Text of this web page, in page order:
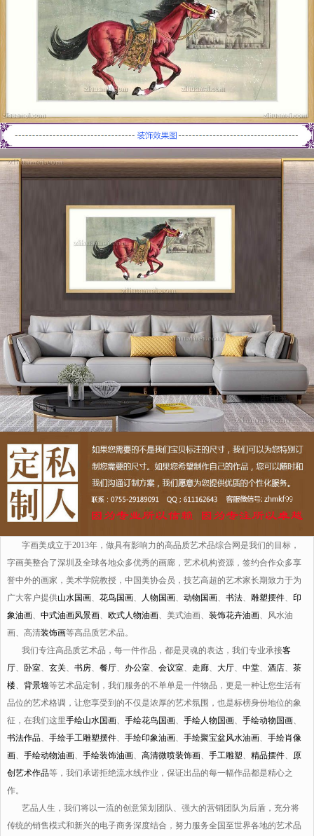
字画美成立于2013年，做具有影响力的高品质艺术品综合网是我们的目标，
字画美整合了深圳及全球各地众多优秀的画廊，艺术机构资源，签约合作众多享
誉中外的画家，美术学院教授，中国美协会员，技艺高超的艺术家长期致力于为
广大客户提供山水国画、 花鸟国画、 人物国画、 动物国画、 书法、 雕塑摆件、 印
象油画、 中式油画风景画、 欧式人物油画、美式油画、 装饰花卉油画、风水油
画、高清装饰画等高品质艺术品。
我们专注高品质艺术品，每一件作品，都是灵魂的表达，我们专业承接客
厅、 卧室、 玄关、 书房、 餐厅、 办公室、 会议室、 走廊、 大厅、 中堂、 酒店、 茶
楼、 背景墙等艺术品定制，我们服务的不单单是一件物品，更是一种让您生活有
品位的艺术格调，让您享受到的不仅是浓厚的艺术氛围，也是标榜身份地位的象
征，在我们这里手绘山水国画、 手绘花鸟国画、 手绘人物国画、 手绘动物国画、
书法作品、 手绘手工雕塑摆件、 手绘印象油画、 手绘聚宝盆风水油画、 手绘肖像
画、 手绘动物油画、 手绘装饰油画、 高清微喷装饰画、 手工雕塑、 精品摆件、 原
创艺术作品等，我们承诺拒绝流水线作业，保证出品的每一幅作品都是精心之
作。
艺品人生，我们将以一流的创意策划团队、强大的营销团队为后盾，充分将
传统的销售模式和新兴的电子商务深度结合，努力服务全国至世界各地的艺术品